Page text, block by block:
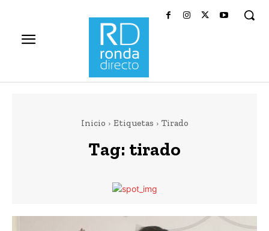
Inicio Etiquetas Tirado
Tag: tirado